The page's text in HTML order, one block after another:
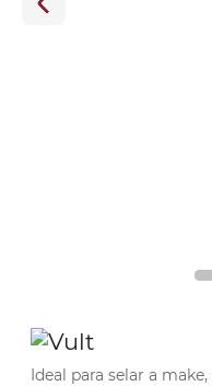
Ideal para selar a